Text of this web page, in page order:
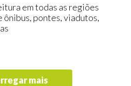
em todas as regiões
ônibus, pontes, viadutos,
mais